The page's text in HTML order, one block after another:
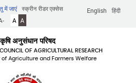
English हिंदी
में जाएं
स्क्रीन रीडर एक्सेस
A A
कृषि अनुसंधान परिषद
OF AGRICULTURAL RESEARCH
of Agriculture and Farmers Welfare